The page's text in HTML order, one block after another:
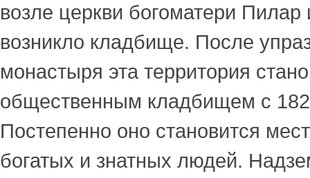
возле церкви богоматери
возникло кладбище. После
монастыря эта территория
общественным кладбищем с
Постепенно оно становится
богатых и знатных людей.